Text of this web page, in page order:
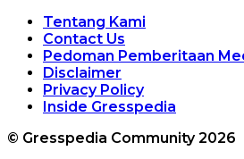
Tentang Kami
Contact Us
Pedoman Pemberitaan
Disclaimer
Privacy Policy
Inside Gresspedia
© Gresspedia Community 2026